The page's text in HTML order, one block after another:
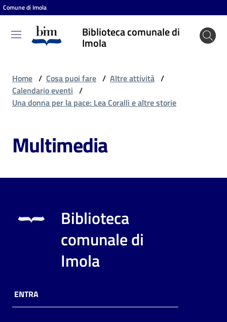
Vai al contenuto
Vai alla navigazione
Vai al footer
Comune di Imola
Biblioteca comunale di
Imola
Biblioteca
comunale
Cosa
fare
Scopri
online
Home / Cosa puoi fare / Altre attività /
Calendario eventi /
Una donna per la pace: Lea Coralli e altre storie
Multimedia
Biblioteca
comunale di
Imola
ENTRA